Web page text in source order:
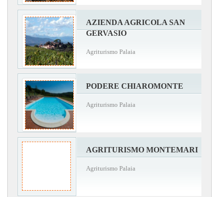
AZIENDA AGRICOLA SAN
GERVASIO
Agriturismo Palaia
PODERE CHIAROMONTE
Agriturismo Palaia
AGRITURISMO MONTEMARI
Agriturismo Palaia